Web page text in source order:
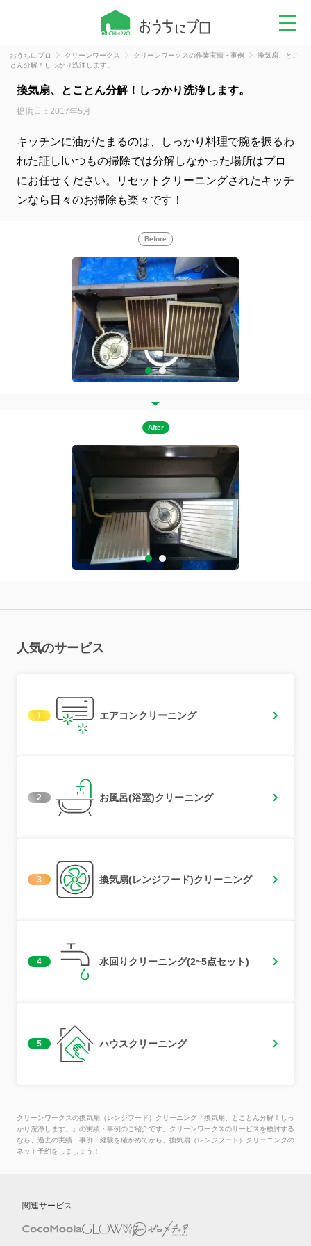
おうちにプロ クリーンワークス クリーンワークスの作業実績・事例
換気扇、とこ
とん分解！しっかり洗浄します。
換気扇、とことん分解！しっかり洗浄します。
提供日：2017年5月
キッチンに油がたまるのは、しっかり料理で腕を振るわ
れた証し!いつもの掃除では分解しなかった場所はプロ
にお任せください。リセットクリーニングされたキッチ
ンなら日々のお掃除も楽々です！
Before
After
人気のサービス
1 エアコンクリーニング
2 お風呂(浴室)クリーニング
3 換気扇(レンジフード)クリーニング
4 水回りクリーニング(2~5点セット)
5 ハウスクリーニング
クリーンワークスの換気扇（レンジフード）クリーニング「換気扇、とことん分解！しっ
かり洗浄します。」の実績・事例のご紹介です。クリーンワークスのサービスを検討する
なら、過去の実績・事例・経験を確かめてから、換気扇（レンジフード）クリーニングの
ネット予約をしましょう！
関連サービス